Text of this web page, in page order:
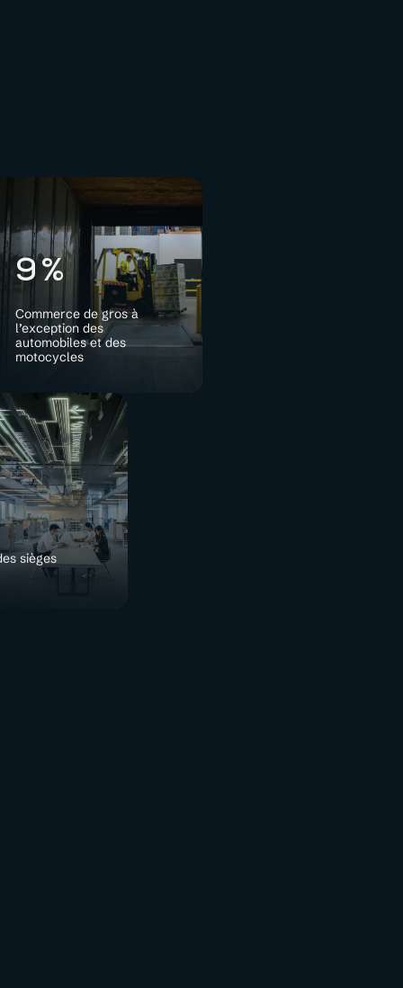
9%
Commerce de gros à
l’exception des
automobiles et des
motocycles
sièges